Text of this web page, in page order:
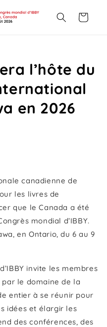
Panier
l’hôte du
en 2026
canadienne de
les livres de
que le Canada a été
mondial d’IBBY.
en Ontario, du 6 au 9
invite les membres
le domaine de la
entier à se réunir pour
idées et élargir les
des conférences, des